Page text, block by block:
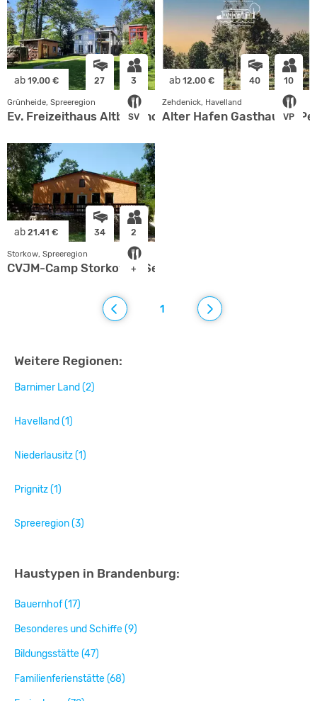
ab 19.00 € 27 3
SV
Grünheide, Spreeregion
Ev. Freizeithaus Altbuchhorst
ab 12.00 € 40 10
VP
Zehdenick, Havelland
Alter Hafen Gasthaus &
ab 21.41 € 34 2
+
Storkow, Spreeregion
CVJM-Camp Storkower See
1
Weitere Regionen:
Barnimer Land (2)
Havelland (1)
Niederlausitz (1)
Prignitz (1)
Spreeregion (3)
Haustypen in Brandenburg:
Bauernhof (17)
Besonderes und Schiffe (9)
Bildungsstätte (47)
Familienferienstätte (68)